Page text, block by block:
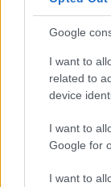
Google
I want to
related to
device
I want to
Google for
I want to